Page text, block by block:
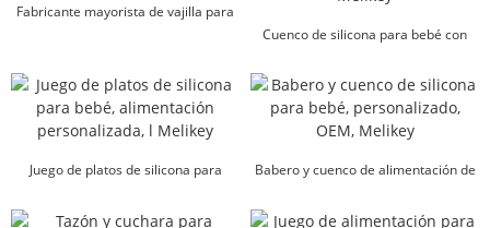
Fabricante mayorista de vajilla para
Cuenco de silicona para bebé con
Juego de platos de silicona para
Melikey
Babero y cuenco de alimentación de